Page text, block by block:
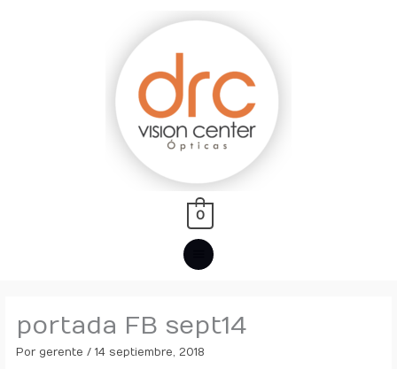
MENÚ
PRINCIPAL
0
portada FB sept14
Por gerente/14 septiembre, 2018